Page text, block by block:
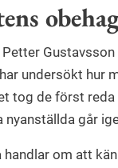
undersökt hur
tog de först reda
nyanställda går
handlar om att